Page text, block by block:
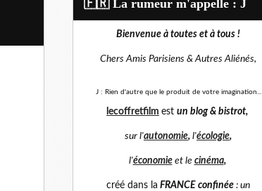
​🇫🇷​ La rumeur m'appelle : J
Bienvenue à toutes et à tous !
Chers Amis Parisiens &Autres Aliénés,
J : Rien d'autre que le produit de votre imagination...
lecoffretfilm est un blog & bistrot,
sur l'autonomie, l'écologie,
l'économie et le cinéma,
créé dans la FRANCE confinée : un